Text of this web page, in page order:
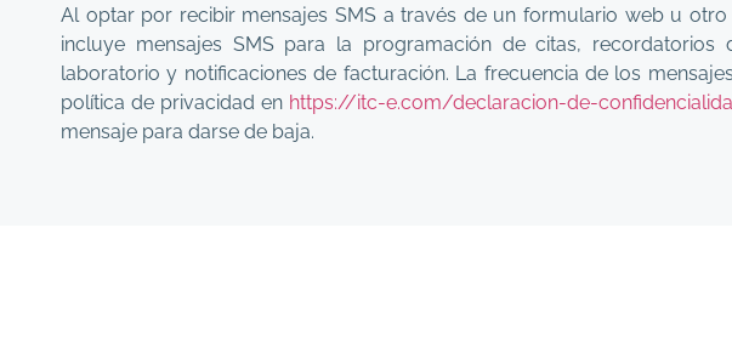
Al optar por recibir mensajes SMS a través de un formulario web u
incluye mensajes SMS para la programación de citas,
laboratorio y notificaciones de facturación. La frecuencia de los
política de privacidad en https://itc-e.com/declaracion-de-
mensaje para darse de baja.